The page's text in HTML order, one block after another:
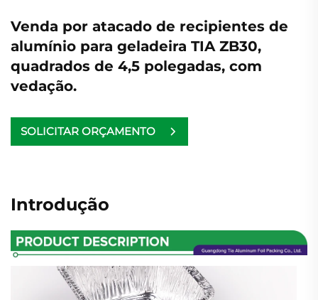
Venda por atacado de recipientes de
alumínio para geladeira TIA ZB30,
quadrados de 4,5 polegadas, com
vedação.
SOLICITAR ORÇAMENTO
Introdução